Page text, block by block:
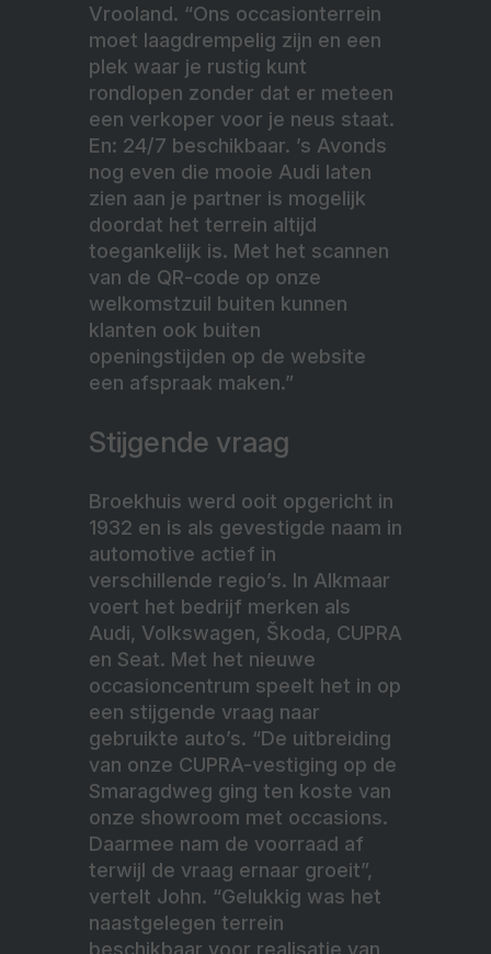
Vrooland. “Ons occasionterrein
moet laagdrempelig zijn en een
plek waar je rustig kunt
rondlopen zonder dat er meteen
een verkoper voor je neus staat.
En: 24/7 beschikbaar. ’s Avonds
nog even die mooie Audi laten
zien aan je partner is mogelijk
doordat het terrein altijd
toegankelijk is. Met het scannen
van de QR-code op onze
welkomstzuil buiten kunnen
klanten ook buiten
openingstijden op de website
een afspraak maken.”
Stijgende vraag
Broekhuis werd ooit opgericht in
1932 en is als gevestigde naam in
automotive actief in
verschillende regio’s. In Alkmaar
voert het bedrijf merken als
Audi, Volkswagen, Škoda, CUPRA
en Seat. Met het nieuwe
occasioncentrum speelt het in op
een stijgende vraag naar
gebruikte auto’s. “De uitbreiding
van onze CUPRA-vestiging op de
Smaragdweg ging ten koste van
onze showroom met occasions.
Daarmee nam de voorraad af
terwijl de vraag ernaar groeit”,
vertelt John. “Gelukkig was het
naastgelegen terrein
beschikbaar voor realisatie van